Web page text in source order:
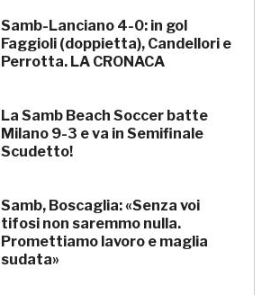
Samb-Lanciano 4-0: in gol
Faggioli (doppietta), Candellori e
Perrotta. LA CRONACA
La Samb Beach Soccer batte
Milano 9-3 e va in Semifinale
Scudetto!
Samb, Boscaglia: «Senza voi
tifosi non saremmo nulla.
Promettiamo lavoro e maglia
sudata»